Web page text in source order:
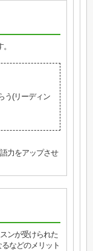
う(リーディン
力をアップさせ
ンが受けられた
などのメリット